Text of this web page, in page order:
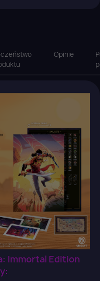
Opinie
Immortal Edition